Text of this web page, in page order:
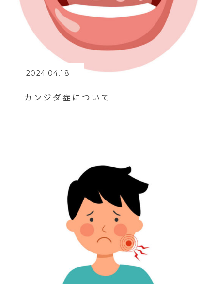
2024.04.18
カンジダ症について